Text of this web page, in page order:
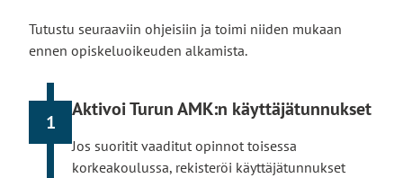
Tutustu seuraaviin ohjeisiin ja toimi niiden mukaan
ennen opiskeluoikeuden alkamista.
1
Aktivoi Turun AMK:n käyttäjätunnukset
Jos suoritit vaaditut opinnot toisessa
korkeakoulussa, rekisteröi käyttäjätunnukset